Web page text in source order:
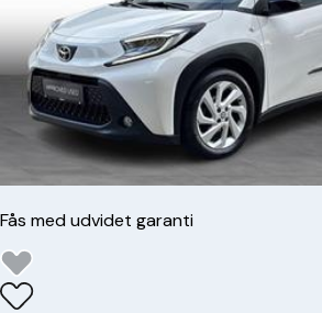
Fås med udvidet garanti